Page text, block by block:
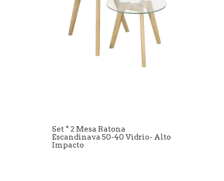
Set * 2 Mesa Ratona
Escandinava 50-40 Vidrio- Alto
Impacto